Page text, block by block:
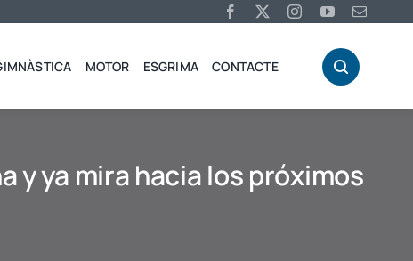
MOTOR ESGRIMA CONTACTE
y ya mira hacia los próximos